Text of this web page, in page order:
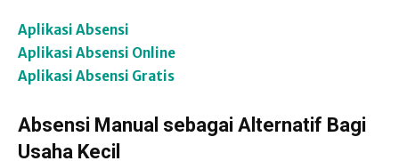
Aplikasi Absensi
Aplikasi Absensi Online
Aplikasi Absensi Gratis
Absensi Manual sebagai Alternatif Bagi
Usaha Kecil